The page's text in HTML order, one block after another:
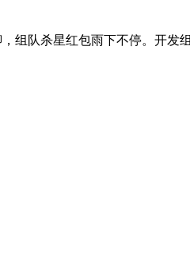
组队杀星红包雨下不停。开